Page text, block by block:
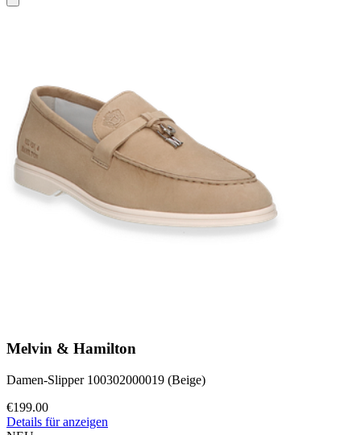
Melvin & Hamilton
Damen-Slipper 100302000019 (Beige)
€199.00
Details für anzeigen